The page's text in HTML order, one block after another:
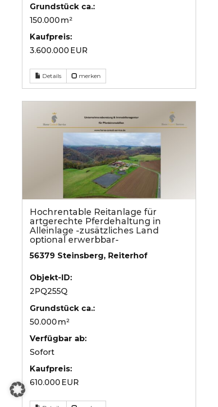
Grund­stück ca.:
150.000 m²
Kaufpreis:
3.600.000 EUR
Details merken
Hochrentable Reitanlage für
artgerechte Pferdehaltung in
Alleinlage -zusätzliches Land
optional erwerbbar-
56379 Steinsberg, Reiterhof
Objekt-ID:
2PQ255Q
Grund­stück ca.:
50.000 m²
Verfügbar ab:
Sofort
Kaufpreis:
610.000 EUR